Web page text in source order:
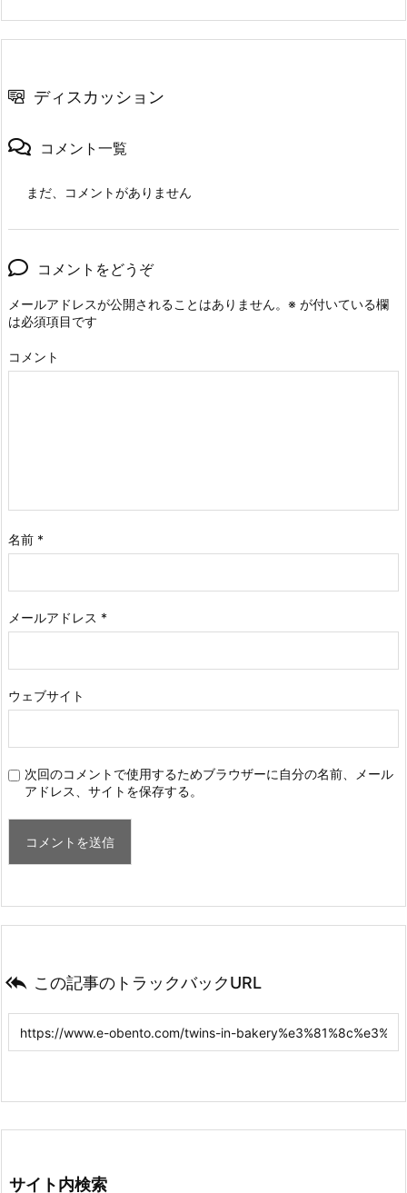
ディスカッション
コメント一覧
まだ、コメントがありません
コメントをどうぞ
メールアドレスが公開されることはありません。 ※ が付いている欄
は必須項目です
コメント
名前 *
メールアドレス *
ウェブサイト
次回のコメントで使用するためブラウザーに自分の名前、メール
アドレス、サイトを保存する。
 この記事のトラックバックURL
サイト内検索